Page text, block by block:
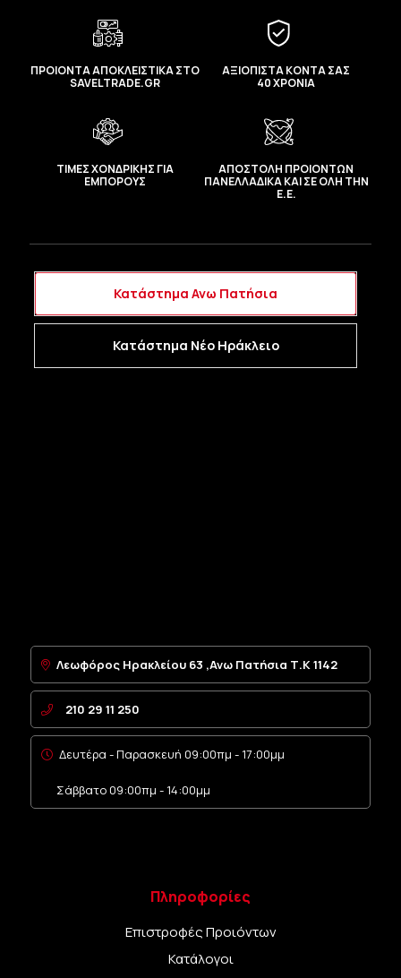
ΠΡΟΙΟΝΤΑ ΑΠΟΚΛΕΙΣΤΙΚΑ ΣΤΟ
SAVELTRADE.GR
ΑΞΙΟΠΙΣΤΑ ΚΟΝΤΑ ΣΑΣ
40 ΧΡΟΝΙΑ
ΤΙΜΕΣ ΧΟΝΔΡΙΚΗΣ ΓΙΑ
ΕΜΠΟΡΟΥΣ
ΑΠΟΣΤΟΛΗ ΠΡΟΙΟΝΤΩΝ
ΠΑΝΕΛΛΑΔΙΚΑ ΚΑΙ ΣΕ ΟΛΗ ΤΗΝ
Ε.Ε.
Κατάστημα Ανω Πατήσια
Κατάστημα Νέο Ηράκλειο
Λεωφόρος Ηρακλείου 63 ,Ανω Πατήσια Τ.Κ 1142
210 29 11 250
Δευτέρα - Παρασκευή 09:00πμ - 17:00μμ
Σάββατο 09:00πμ - 14:00μμ
Πληροφορίες
Επιστροφές Προιόντων
Κατάλογοι